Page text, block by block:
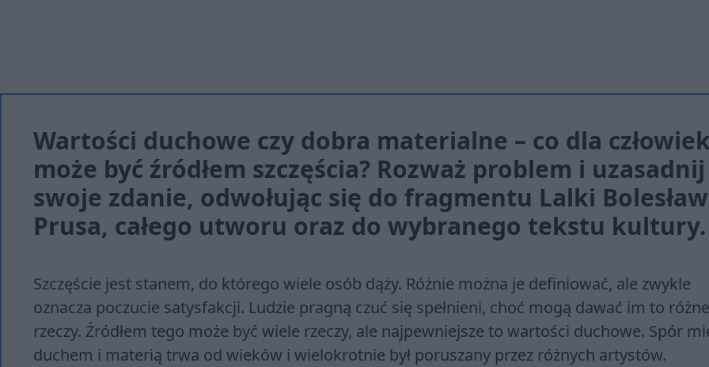
War­to­ści du­cho­we czy do­bra ma­te­rial­ne – co dla
może być źró­dłem szczę­ścia? Roz­waż pro­blem i uza­sad­nij
swo­je zda­nie, od­wo­łu­jąc się do frag­men­tu Lalki
Prusa, ca­łe­go utwo­ru oraz do wy­bra­ne­go tek­stu kul­tu­ry.
Szczęście jest stanem, do którego wiele osób dąży. Różnie można je definiować, ale zwykle
oznacza poczucie satysfakcji. Ludzie pragną czuć się spełnieni, choć mogą dawać im to różne
rzeczy. Źródłem tego może być wiele rzeczy, ale najpewniejsze to wartości duchowe. Spór
duchem i materią trwa od wieków i wielokrotnie był poruszany przez różnych artystów.